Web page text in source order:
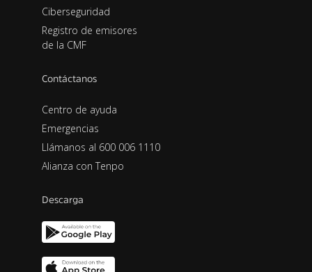
Ciberseguridad
Registro de emisores
de la CMF
Contáctanos
Centro de ayuda
Emergencias
Llámanos al 600 006 1110
Alianza con Tenpo
Descarga